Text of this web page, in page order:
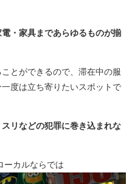
・家具まであらゆるものが揃
とができるので、滞在中の服
度は立ち寄りたいスポットで
リなどの犯罪に巻き込まれな
ーカルならでは